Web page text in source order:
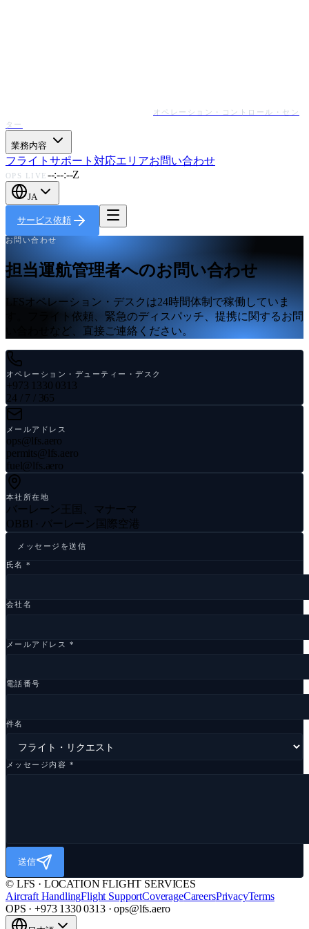
オペレーション・コントロール・セン
ター
業務内容
フライトサポート 対応エリアお問い合わせ
OPS LIVE --:--:--Z
JA
サービス依頼
お問い合わせ
担当運航管理者へのお問い合わせ
LFSオペレーション・デスクは24時間体制で稼働していま
す。フライト依頼、緊急のディスパッチ、提携に関するお問
い合わせなど、直接ご連絡ください。
オペレーション・デューティー・デスク
+973 1330 0313
24 / 7 / 365
メールアドレス
ops@lfs.aero
permits@lfs.aero
fuel@lfs.aero
本社所在地
バーレーン王国、マナーマ
OBBI · バーレーン国際空港
メッセージを送信
氏名 *
会社名
メールアドレス *
電話番号
件名
メッセージ内容 *
送信
© LFS · LOCATION FLIGHT SERVICES
Aircraft HandlingFlight SupportCoverageCareersPrivacyTerms
OPS · +973 1330 0313 · ops@lfs.aero